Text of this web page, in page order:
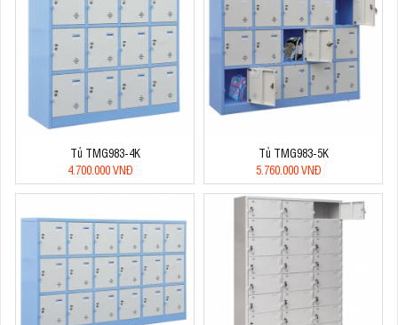
Tủ TMG983-4K
4.700.000 VNĐ
Tủ TMG983-5K
5.760.000 VNĐ